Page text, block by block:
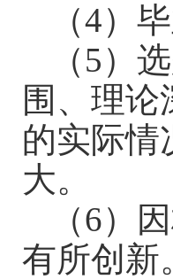
（4）
（5）
围、理
的实际情
大。
（6）
有所创新